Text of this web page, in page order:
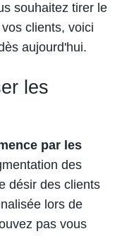
souhaitez tirer le
clients, voici
aujourd'hui.
les
par les
des
désir des clients
lors de
pas vous